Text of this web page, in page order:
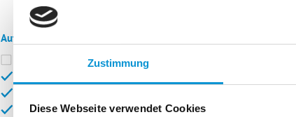
Zustimmung
Diese Webseite verwendet Cookies
Außenanlage:
Garten/Liegewiese
Terrasse
Kinderspielplatz